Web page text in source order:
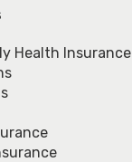
Health Insurance